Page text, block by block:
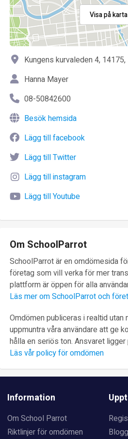
Visa på karta
Kungens kurvaleden 4,
Hanna Mayer
08-50842600
Besök hemsida
Lägg till facebook
Lägg till Twitter
Lägg till instagram
Lägg till Youtube
Om SchoolParrot
SchoolParrot är en omdömesida
företag som vill verka för mer
plattform är öppen för alla
Läs mer om SchoolParrot och
Omdömen publiceras i realtid utan
uppmuntra våra användare att ge
hålla en seriös ton. Ansvaret ligger
Läs vår policy för omdömen
Information
Om School Parrot
Riktlinjer för omdömen
Blogg